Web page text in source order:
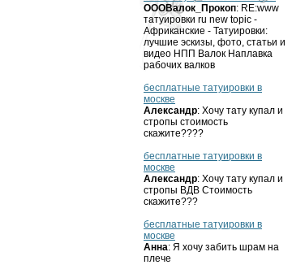
OOOВалок_Прокоп: RE:www
татуировки ru new topic -
Африканские - Татуировки:
лучшие эскизы, фото, статьи и
видео НПП Валок Наплавка
рабочих валков
бесплатные татуировки в
москве
Александр: Хочу тату купал и
стропы стоимость
скажите????
бесплатные татуировки в
москве
Александр: Хочу тату купал и
стропы ВДВ Стоимость
скажите???
бесплатные татуировки в
москве
Анна: Я хочу забить шрам на
плече